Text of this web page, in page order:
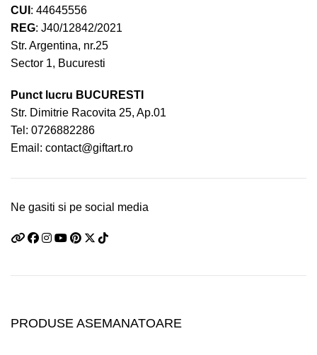
CUI : 44645556
REG: J40/12842/2021
Str. Argentina, nr.25
Sector 1, Bucuresti
Punct lucru BUCURESTI
Str. Dimitrie Racovita 25, Ap.01
Tel: 0726882286
Email: contact@giftart.ro
Ne gasiti si pe social media
PRODUSE ASEMANATOARE